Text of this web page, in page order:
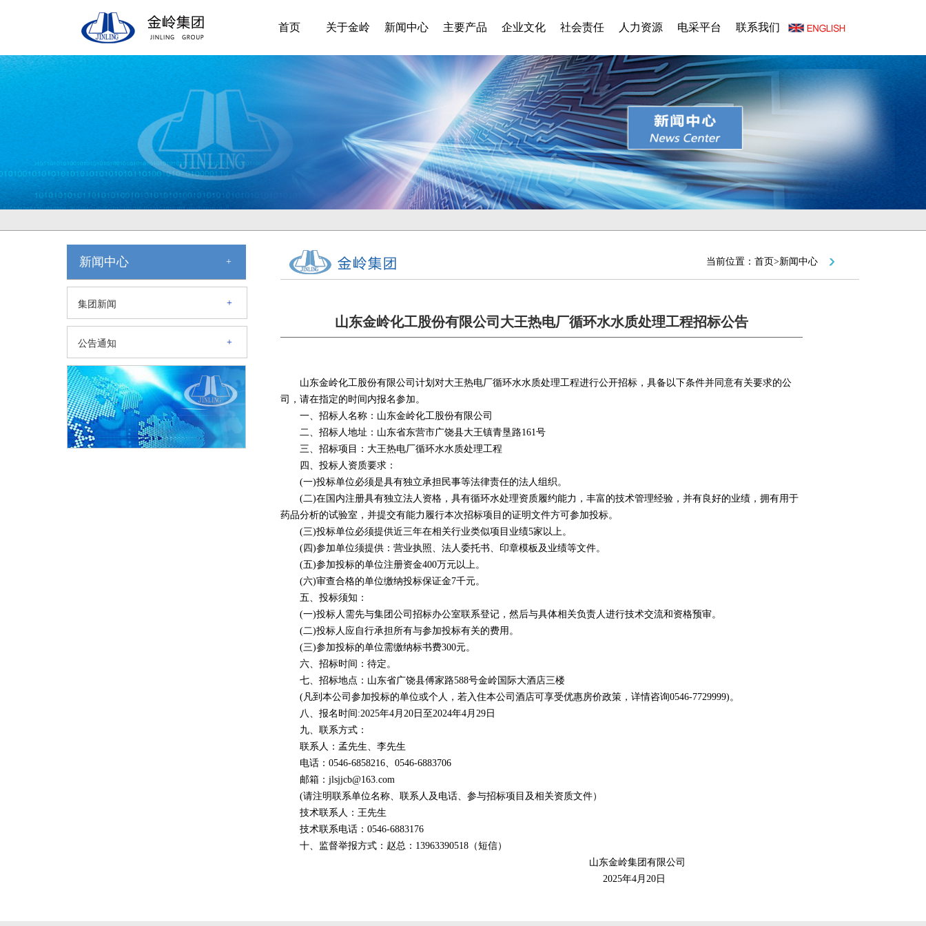
首页 关于金岭 新闻中心 主要产品 企业文化 社会责任 人力资源 电采平台 联系我们
新闻中心 +
集团新闻 +
公告通知 +
当前位置：首页>新闻中心
山东金岭化工股份有限公司大王热电厂循环水水质处理工程招标公告
山东金岭化工股份有限公司计划对大王热电厂循环水水质处理工程进行公开招标，具备以下条件并同意有关要求的公
司，请在指定的时间内报名参加。
一、招标人名称：山东金岭化工股份有限公司
二、招标人地址：山东省东营市广饶县大王镇青垦路161号
三、招标项目：大王热电厂循环水水质处理工程
四、投标人资质要求：
(一)投标单位必须是具有独立承担民事等法律责任的法人组织。
(二)在国内注册具有独立法人资格，具有循环水处理资质履约能力，丰富的技术管理经验，并有良好的业绩，拥有用于
药品分析的试验室，并提交有能力履行本次招标项目的证明文件方可参加投标。
(三)投标单位必须提供近三年在相关行业类似项目业绩5家以上。
(四)参加单位须提供：营业执照、法人委托书、印章模板及业绩等文件。
(五)参加投标的单位注册资金400万元以上。
(六)审查合格的单位缴纳投标保证金7千元。
五、投标须知：
(一)投标人需先与集团公司招标办公室联系登记，然后与具体相关负责人进行技术交流和资格预审。
(二)投标人应自行承担所有与参加投标有关的费用。
(三)参加投标的单位需缴纳标书费300元。
六、招标时间：待定。
七、招标地点：山东省广饶县傅家路588号金岭国际大酒店三楼
(凡到本公司参加投标的单位或个人，若入住本公司酒店可享受优惠房价政策，详情咨询0546-7729999)。
八、报名时间:2025年4月20日至2024年4月29日
九、联系方式：
联系人：孟先生、李先生
电话：0546-6858216、0546-6883706
邮箱：jlsjjcb@163.com
(请注明联系单位名称、联系人及电话、参与招标项目及相关资质文件）
技术联系人：王先生
技术联系电话：0546-6883176
十、监督举报方式：赵总：13963390518（短信）
山东金岭集团有限公司
2025年4月20日